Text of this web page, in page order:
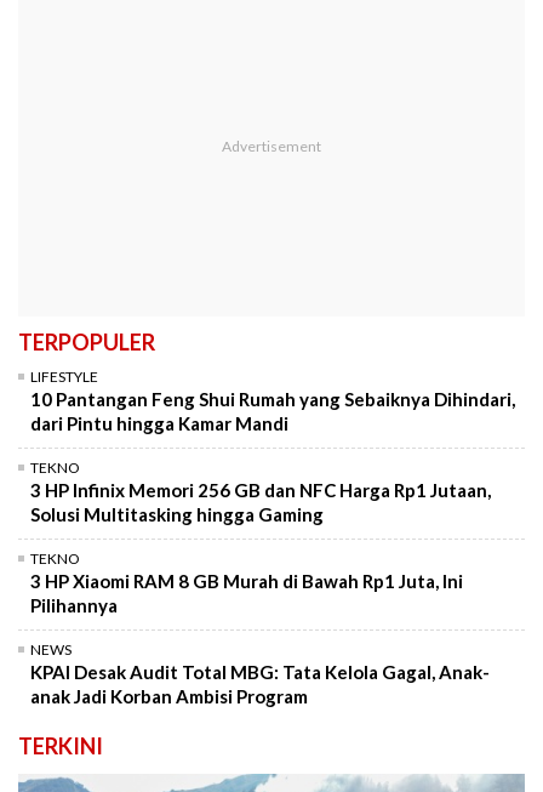
TERPOPULER
LIFESTYLE
10 Pantangan Feng Shui Rumah yang Sebaiknya Dihindari,
dari Pintu hingga Kamar Mandi
TEKNO
3 HP Infinix Memori 256 GB dan NFC Harga Rp1 Jutaan,
Solusi Multitasking hingga Gaming
TEKNO
3 HP Xiaomi RAM 8 GB Murah di Bawah Rp1 Juta, Ini
Pilihannya
NEWS
KPAI Desak Audit Total MBG: Tata Kelola Gagal, Anak-
anak Jadi Korban Ambisi Program
TERKINI